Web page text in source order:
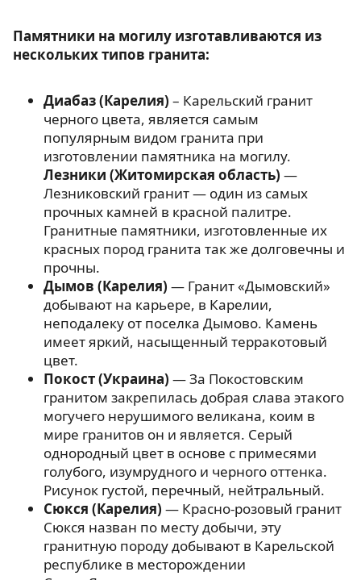
Памятники на могилу изготавливаются из
нескольких типов гранита:
Диабаз (Карелия) – Карельский гранит
черного цвета, является самым
популярным видом гранита при
изготовлении памятника на могилу.
Лезники (Житомирская область) —
Лезниковский гранит — один из самых
прочных камней в красной палитре.
Гранитные памятники, изготовленные их
красных пород гранита так же долговечны и
прочны.
Дымов (Карелия) — Гранит «Дымовский»
добывают на карьере, в Карелии,
неподалеку от поселка Дымово. Камень
имеет яркий, насыщенный терракотовый
цвет.
Покост (Украина) — За Покостовским
гранитом закрепилась добрая слава этакого
могучего нерушимого великана, коим в
мире гранитов он и является. Серый
однородный цвет в основе с примесями
голубого, изумрудного и черного оттенка.
Рисунок густой, перечный, нейтральный.
Сюкся (Карелия) — Красно-розовый гранит
Сюкся назван по месту добычи, эту
гранитную породу добывают в Карельской
республике в месторождении